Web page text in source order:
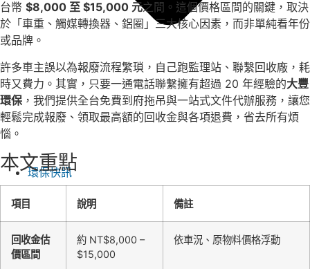
環保快訊
台幣 $8,000 至 $15,000 元之間。這個價格區間的關鍵，取決
於「車重、觸媒轉換器、鋁圈」三大核心因素，而非單純看年份
或品牌。
許多車主誤以為報廢流程繁瑣，自己跑監理站、聯繫回收廠，耗
時又費力。其實，只要一通電話聯繫擁有超過 20 年經驗的大豐
環保 ，我們提供全台免費到府拖吊與一站式文件代辦服務，讓您
輕鬆完成報廢、領取最高額的回收金與各項退費，省去所有煩
惱。
本文重點
項目 說明 備註
回收金估
價區間
約 NT$8,000 –
$15,000
依車況、原物料價格浮動